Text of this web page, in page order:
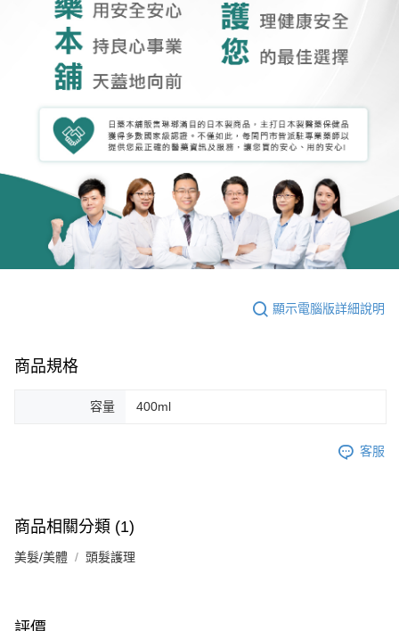
顯示電腦版詳細說明
商品規格
容量 400ml
客服
商品相關分類 (1)
美髮/美體 頭髮護理